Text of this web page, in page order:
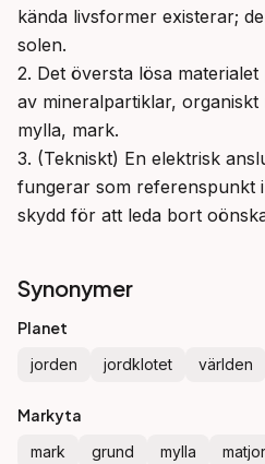
kända livsformer existerar;
solen.
2. Det översta lösa
av mineralpartiklar,
mylla, mark.
3. (Tekniskt) En elektrisk
fungerar som referenspunkt
skydd för att leda bort
Synonymer
Planet
jorden jordklotet världen
Markyta
mark grund mylla